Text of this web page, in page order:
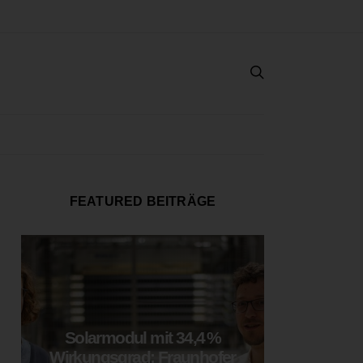
FEATURED BEITRÄGE
Solarmodul mit 34,4 %
Wirkungsgrad: Fraunhofer